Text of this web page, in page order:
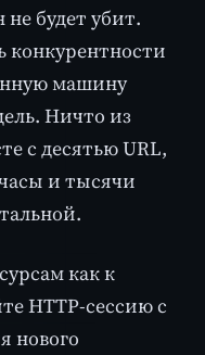
не будет убит.
машину
Ничто из
с десятью URL,
и тысячи
как к
HTTP-сессию с
нового